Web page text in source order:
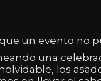
un evento no
una
los